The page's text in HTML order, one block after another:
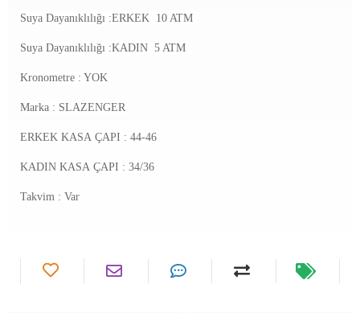
Suya Dayanıklılığı :ERKEK 10 ATM
Suya Dayanıklılığı :KADIN 5 ATM
Kronometre : YOK
Marka : SLAZENGER
ERKEK KASA ÇAPI : 44-46
KADIN KASA ÇAPI : 34/36
Takvim : Var